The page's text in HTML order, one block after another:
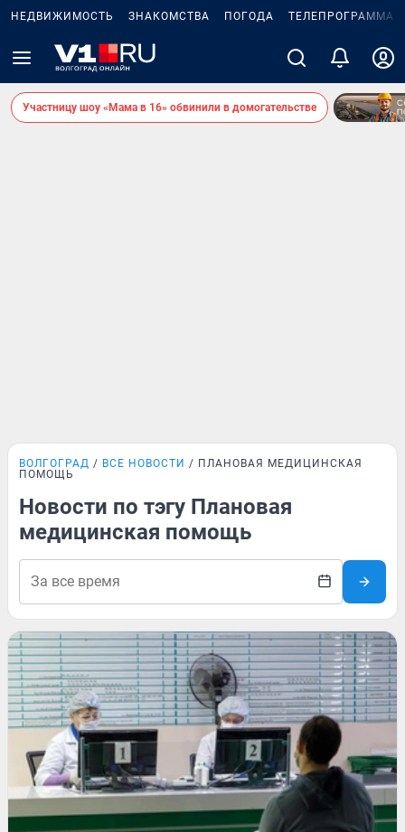
НЕДВИЖИМОСТЬ ЗНАКОМСТВА ПОГОДА ТЕЛЕПРОГРАММА
Участницу шоу «Мама в 16» обвинили в домогательстве
ВОЛГОГРАД ВСЕ НОВОСТИ
ПЛАНОВАЯ МЕДИЦИНСКАЯ
ПОМОЩЬ
Новости по тэгу Плановая
медицинская помощь